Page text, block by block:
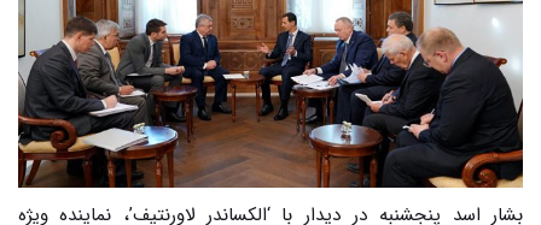
بشار اسد پنجشنبه در دیدار با ‘الکساندر لاورنتیف’، نماینده ویژه